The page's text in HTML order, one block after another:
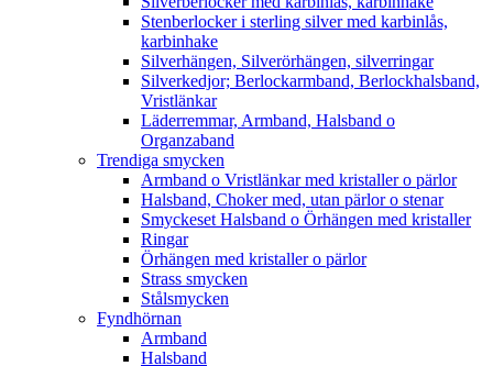
Stenberlocker i sterling silver med karbinlås,
karbinhake
Silverhängen, Silverörhängen, silverringar
Silverkedjor; Berlockarmband, Berlockhalsband,
Vristlänkar
Läderremmar, Armband, Halsband o
Organzaband
Trendiga smycken
Armband o Vristlänkar med kristaller o pärlor
Halsband, Choker med, utan pärlor o stenar
Smyckeset Halsband o Örhängen med kristaller
Ringar
Örhängen med kristaller o pärlor
Strass smycken
Stålsmycken
Fyndhörnan
Armband
Halsband